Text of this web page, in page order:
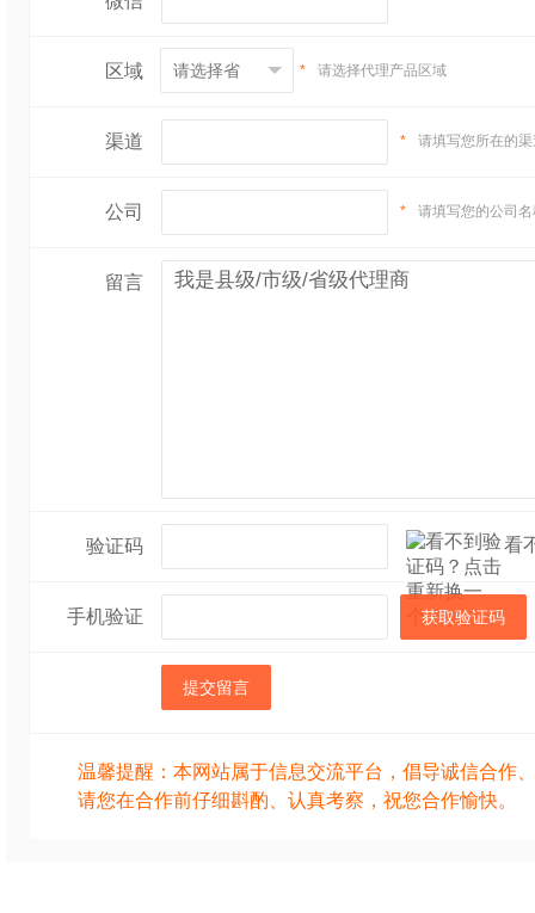
三、竞品对比与差异
维度
果汁含量
≥15%真实果汁
酒精度
5%vol（黄金区间）
标准罐（男女通用，堆叠稳）
价格
区域 * 请选择代理产品区域
渠道 * 请填写您所在的
公司 * 请填写您的公司
留言
验证码 看
手机验证 获取验证码
提交留言
温馨提醒：本网站属于信息交流平台，倡导诚信合作
请您在合作前仔细斟酌、认真考察，祝您合作愉快。